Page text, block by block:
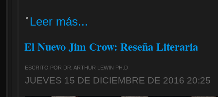
Leer más...
El Nuevo Jim Crow: Reseña Literaria
ESCRITO POR DR. ARTHUR LEWIN PH.D
JUEVES 15 DE DICIEMBRE DE 2016 20:25